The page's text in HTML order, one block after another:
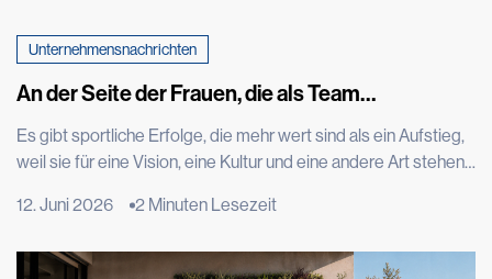
Unternehmensnachrichten
An der Seite der Frauen, die als Team
Sondertrikot den Aufstieg der Frauen-
Basketballmannschaft von Costa Masnaga in die
A1
Es gibt sportliche Erfolge, die mehr wert sind als ein Aufstieg,
weil sie für eine Vision, eine Kultur und eine andere Art stehen,
Masnaga, der Frauenbasketballmannschaft, die wir sponsern,
Engagement, Disziplin, Technik und Teamgeist errungen
12. Juni 2026 2 Minuten Lesezeit